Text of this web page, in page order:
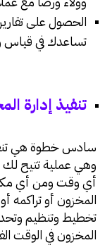
الحصول على
تساعدك في قياس
تنفيذ إدارة
سادس خطوة هي
وهي عملية تتيح لك
أي وقت ومن أي
المخزون أو تراكمه
تخطيط وتنظيم
المخزون في الوقت